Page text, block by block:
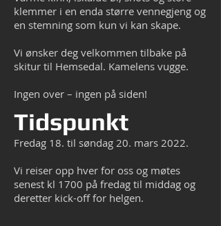
klemmer i en enda større vennegjeng og
en stemning som kun vi kan skape.
Vi ønsker deg velkommen tilbake på
skitur til Hemsedal. Kamelens vugge.
Ingen over – ingen på siden!
Tidspunkt
Fredag 18. til søndag 20. mars 2022.
Vi reiser opp hver for oss og møtes
senest kl 1700 på fredag til middag og
deretter kick-off for helgen.